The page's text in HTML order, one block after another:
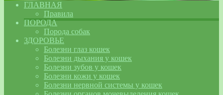
ГЛАВНАЯ
Правила
ПОРОДА
Порода собак
ЗДОРОВЬЕ
Болезни глаз кошек
Болезни дыхания у кошек
Болезни зубов у кошек
Болезни кожи у кошек
Болезни нервной системы у кошек